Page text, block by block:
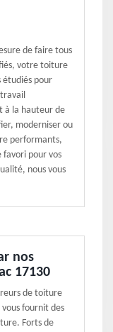
de faire tous
votre toiture
étudiés pour
à la hauteur de
moderniser ou
performants,
favori pour vos
nous vous
nos
17130
de toiture
fournit des
Forts de